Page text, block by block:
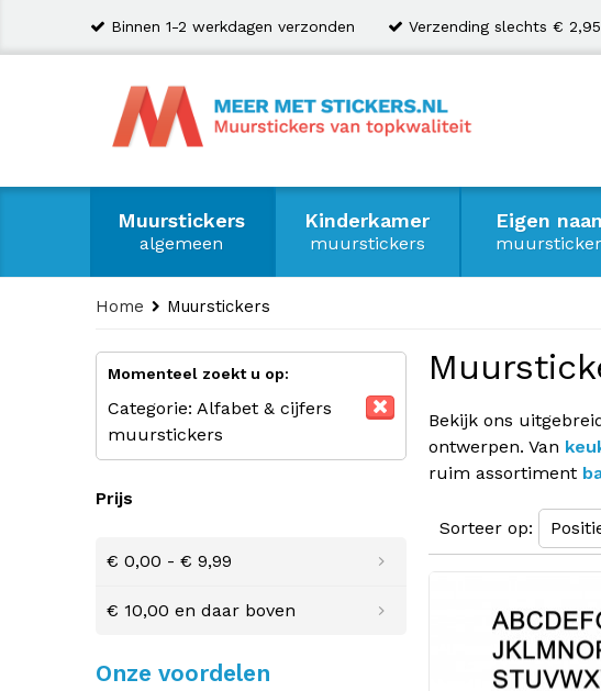
Binnen 1-2 werkdagen verzonden Verzending slechts € 2,95
Muurstickers
algemeen
Kinderkamer
muurstickers
Eigen
Home Muurstickers
Momenteel zoekt u op:
Categorie: Alfabet & cijfers
muurstickers
Prijs
€ 0,00 - € 9,99
€ 10,00 en daar boven
Bekijk ons
ontwerpen. Van
ruim assortiment
Sorteer op
Onze voordelen